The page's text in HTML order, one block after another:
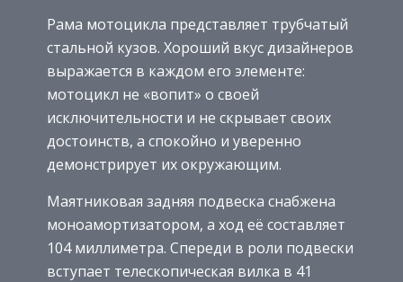
Рама мотоцикла представляет трубчатый
стальной кузов. Хороший вкус дизайнеров
выражается в каждом его элементе:
мотоцикл не «вопит» о своей
исключительности и не скрывает своих
достоинств, а спокойно и уверенно
демонстрирует их окружающим.
Маятниковая задняя подвеска снабжена
моноамортизатором, а ход её составляет
104 миллиметра. Спереди в роли подвески
вступает телескопическая вилка в 41